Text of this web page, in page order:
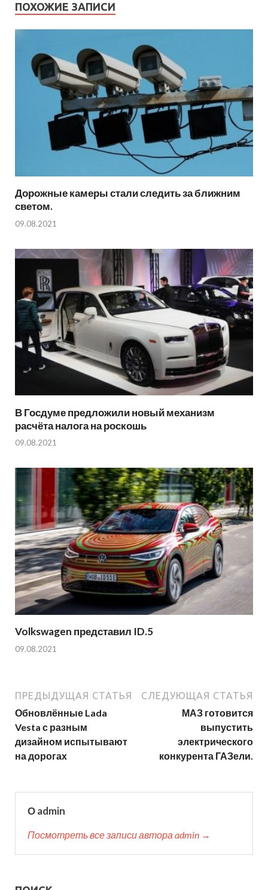
ПОХОЖИЕ ЗАПИСИ
Дорожные камеры стали следить за ближним
светом.
09.08.2021
В Госдуме предложили новый механизм
расчёта налога на роскошь
09.08.2021
Volkswagen представил ID.5
09.08.2021
ПРЕДЫДУЩАЯ СТАТЬЯ
Обновлённые Lada
Vesta с разным
дизайном испытывают
на дорогах
СЛЕДУЮЩАЯ СТАТЬЯ
МАЗ готовится
выпустить
электрического
конкурента ГАЗели.
О admin
Посмотреть все записи автора admin →